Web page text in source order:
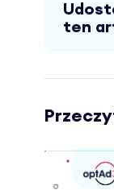
ten